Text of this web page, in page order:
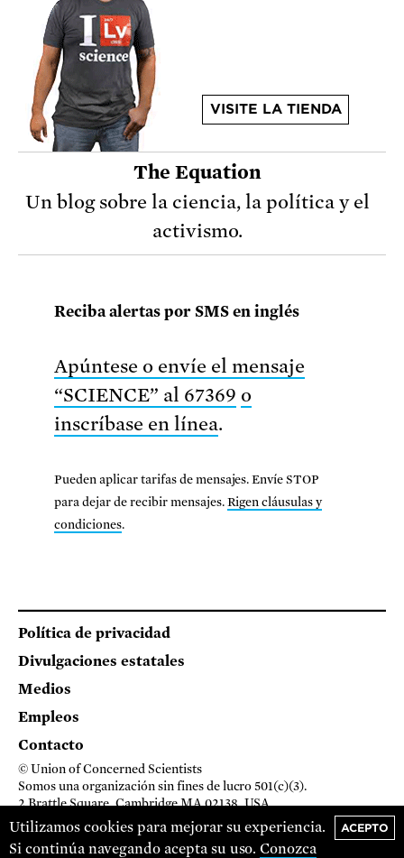
VISITE LA TIENDA
The Equation
Un blog sobre la ciencia, la política y el
activismo.
Reciba alertas por SMS en inglés
Apúntese o envíe el mensaje
“SCIENCE” al 67369 o
inscríbase en línea.
Pueden aplicar tarifas de mensajes. Envíe STOP
para dejar de recibir mensajes. Rigen cláusulas y
condiciones.
Footer
Política de privacidad
Divulgaciones estatales
Medios
Empleos
Contacto
© Union of Concerned Scientists
Somos una organización sin fines de lucro 501(c)(3).
2 Brattle Square, Cambridge MA 02138, USA
(617) 301-8000
Utilizamos cookies para mejorar su experiencia.
Si continúa navegando acepta su uso.Conozca
ACEPTO